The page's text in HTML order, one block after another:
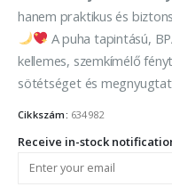
hanem praktikus és
A puha tapintású,
kellemes, szemkímélő
sötétséget és
Cikkszám: 634982
Receive in-stock